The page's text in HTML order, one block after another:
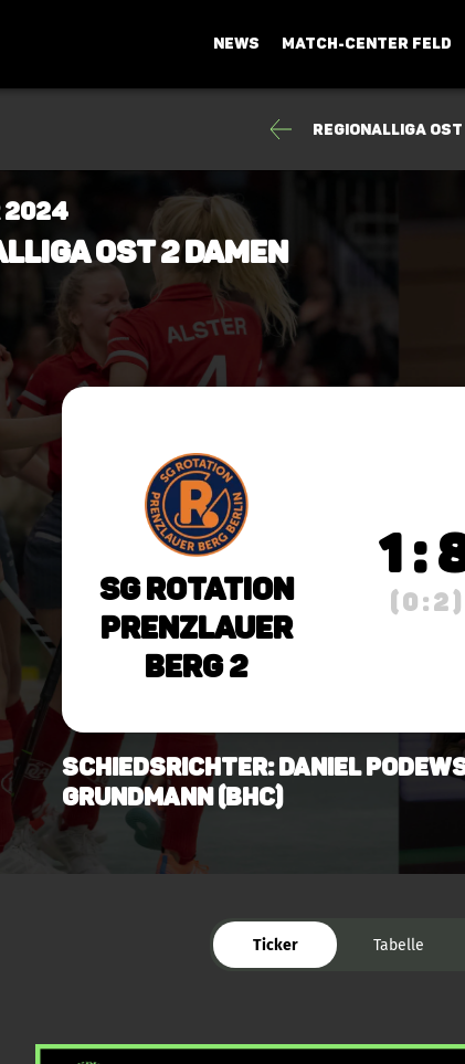
NEWS MATCH-CENTER FELD
Regionalliga Ost
2024
Ost 2 Damen
SG Rotation
Prenzlauer
Berg 2
1 :
( 0 : 2 )
Schiedsrichter: Daniel
Grundmann (BHC)
Ticker Tabelle